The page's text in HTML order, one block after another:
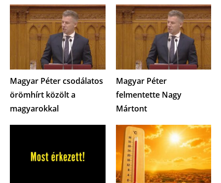
Magyar Péter csodálatos
örömhírt közölt a
magyarokkal
Magyar Péter
felmentette Nagy
Mártont